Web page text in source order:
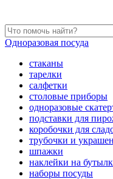
Одноразовая посуда
стаканы
тарелки
салфетки
столовые приборы
одноразовые
подставки для
коробочки для
трубочки и
шпажки
наклейки на
наборы посуды